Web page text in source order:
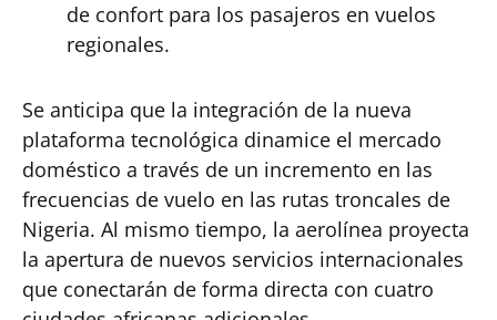
de confort para los pasajeros en vuelos
regionales.
Se anticipa que la integración de la nueva
plataforma tecnológica dinamice el mercado
doméstico a través de un incremento en las
frecuencias de vuelo en las rutas troncales de
Nigeria. Al mismo tiempo, la aerolínea proyecta
la apertura de nuevos servicios internacionales
que conectarán de forma directa con cuatro